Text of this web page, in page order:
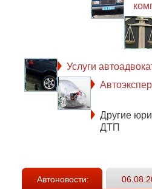
Услуги
Другие
ДТП
Автоновости: